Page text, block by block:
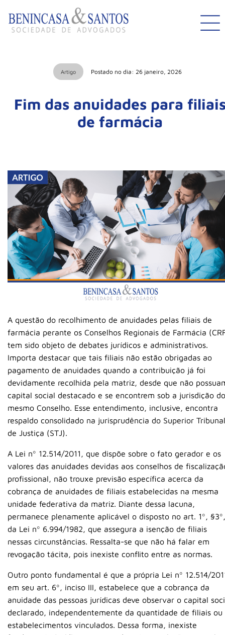
Artigo Postado no dia: 26 janeiro, 2026
Fim das anuidades para
de farmácia
A questão do recolhimento de anuidades pelas filiais de
farmácia perante os Conselhos Regionais de Farmácia
tem sido objeto de debates jurídicos e administrativos.
Importa destacar que tais filiais não estão obrigadas ao
pagamento de anuidades quando a contribuição já foi
devidamente recolhida pela matriz, desde que não
capital social destacado e se encontrem sob a jurisdição do
mesmo Conselho. Esse entendimento, inclusive, encontra
respaldo consolidado na jurisprudência do Superior Tribunal
de Justiça (STJ).
A Lei nº 12.514/2011, que dispõe sobre o fato gerador e os
valores das anuidades devidas aos conselhos de
profissional, não trouxe previsão específica acerca da
cobrança de anuidades de filiais estabelecidas na mesma
unidade federativa da matriz. Diante dessa lacuna,
permanece plenamente aplicável o disposto no art. 1º, §3º,
da Lei nº 6.994/1982, que assegura a isenção de filiais
nessas circunstâncias. Ressalta-se que não há falar em
revogação tácita, pois inexiste conflito entre as normas.
Outro ponto fundamental é que a própria Lei nº 12.514/
em seu art. 6º, inciso III, estabelece que a cobrança da
anuidade das pessoas jurídicas deve observar o capital
declarado, independentemente da quantidade de filiais ou
estabelecimentos vinculados. Dessa forma, inexiste